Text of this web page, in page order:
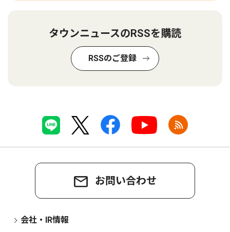
タウンニュースのRSSを購読
RSSのご登録
お問い合わせ
会社・IR情報